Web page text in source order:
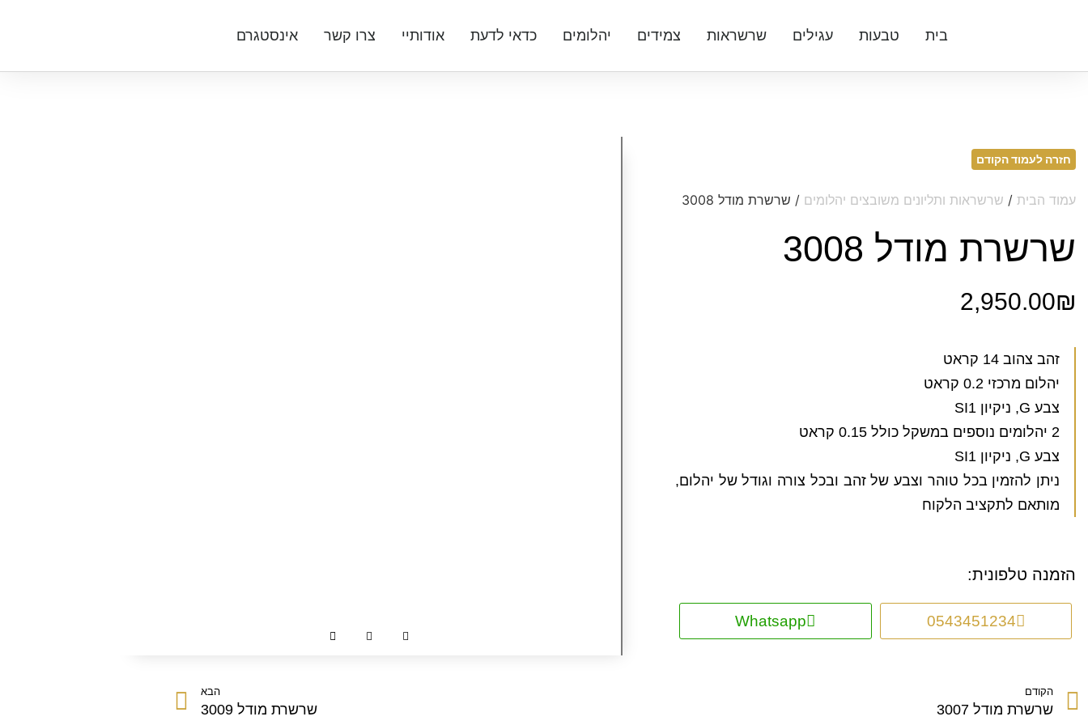
בית טבעות עגילים שרשראות צמידים יהלומים כדאי לדעת אודותיי צרו קשר אינסטגרם
חזרה לעמוד הקודם
עמוד הבית / שרשראות ותליונים משובצים יהלומים / שרשרת מודל 3008
שרשרת מודל 3008
2,950.00₪
זהב צהוב 14 קראט
יהלום מרכזי 0.2 קראט
צבע G, ניקיון SI1
2 יהלומים נוספים במשקל כולל 0.15 קראט
צבע G, ניקיון SI1
ניתן להזמין בכל טוהר וצבע של זהב ובכל צורה וגודל של יהלום,
מותאם לתקציב הלקוח
הזמנה טלפונית:
0543451234
Whatsapp
הקודם
שרשרת מודל 3007
הבא
שרשרת מודל 3009